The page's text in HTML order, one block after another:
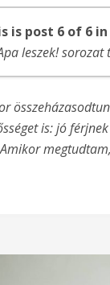
is post 6 of 6
leszek! sorozat
leszek! – …és
– Először
leszek! – Örülj,
leszek! – Levél
is: jó